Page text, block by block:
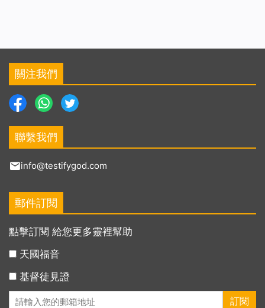
關注我們
聯繫我們
info@testifygod.com
郵件訂閱
點擊訂閱 給您更多靈裡幫助
天國福音
基督徒見證